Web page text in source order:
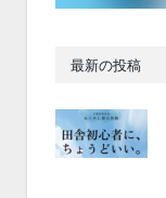
最新の投稿